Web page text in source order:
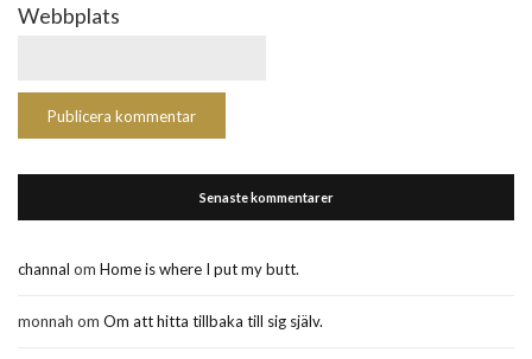
Webbplats
Senaste kommentarer
channal om Home is where I put my butt.
monnah om Om att hitta tillbaka till sig själv.